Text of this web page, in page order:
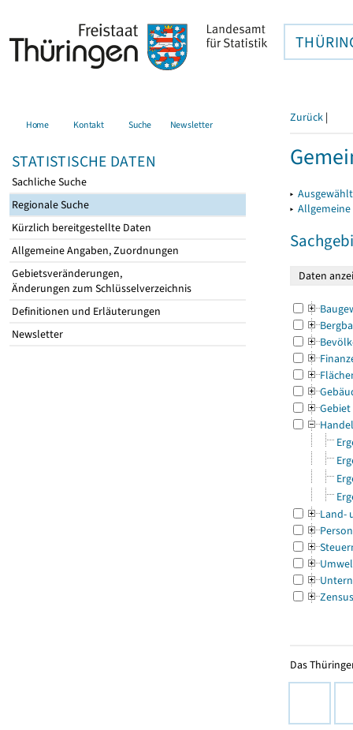
Home Kontakt Suche Newsletter
STATISTISCHE DATEN
Sachliche Suche
Regionale Suche
Kürzlich bereitgestellte Daten
Allgemeine Angaben, Zuordnungen
Gebietsveränderungen,
Änderungen zum Schlüsselverzeichnis
Definitionen und Erläuterungen
Newsletter
Zurück |
▸
▸
Gebiet
Land-
Zensus
Das